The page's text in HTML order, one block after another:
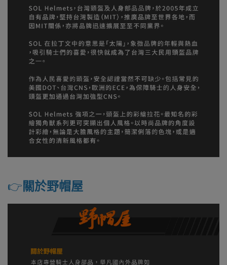
👉️ 關於野帽屋